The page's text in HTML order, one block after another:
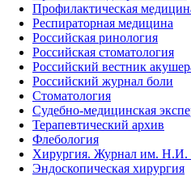
Профилактическая
Респираторная медицина
Российская ринология
Российская стоматология
Российский вестник
Российский журнал боли
Стоматология
Судебно-медицинская
Терапевтический архив
Флебология
Хирургия. Журнал им. Н.И.
Эндоскопическая хирургия